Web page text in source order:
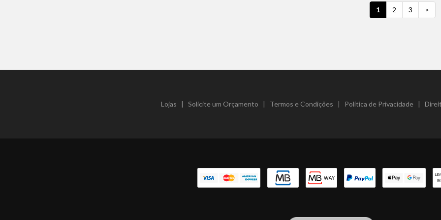
1 2 3 >
Lojas Solicite um Orçamento Termos e Condições Política de Privacidade